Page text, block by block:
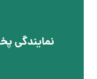
نمایندگی